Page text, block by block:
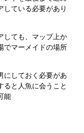
している必要があり
しても、マップ上か
でマーメイドの場所
にしておく必要があ
ると人魚に会うこと
能